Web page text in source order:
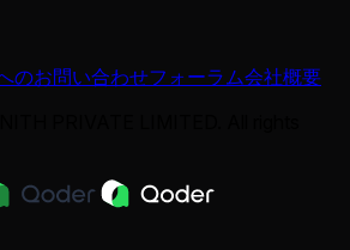
のお問い合わせフォーラム会社概要